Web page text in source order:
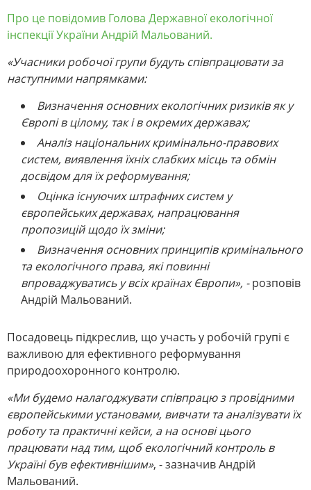
Про це повідомив Голова Державної екологічної
інспекції України Андрій Мальований.
«Учасники робочої групи будуть співпрацювати за
наступними напрямками:
Визначення основних екологічних ризиків як у
Європі в цілому, так і в окремих державах;
Аналіз національних кримінально-правових
систем, виявлення їхніх слабких місць та обмін
досвідом для їх реформування;
Оцінка існуючих штрафних систем у
європейських державах, напрацювання
пропозицій щодо їх зміни;
Визначення основних принципів кримінального
та екологічного права, які повинні
впроваджуватись у всіх країнах Європи», -розповів
Андрій Мальований.
Посадовець підкреслив, що участь у робочій групі є
важливою для ефективного реформування
природоохоронного контролю.
«Ми будемо налагоджувати співпрацю з провідними
європейськими установами, вивчати та аналізувати їх
роботу та практичні кейси, а на основі цього
працювати над тим, щоб екологічний контроль в
Україні був ефективнішим», - зазначив Андрій
Мальований.